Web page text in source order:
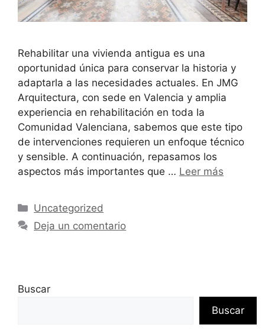
Rehabilitar una vivienda antigua es una
oportunidad única para conservar la historia y
adaptarla a las necesidades actuales. En JMG
Arquitectura, con sede en Valencia y amplia
experiencia en rehabilitación en toda la
Comunidad Valenciana, sabemos que este tipo
de intervenciones requieren un enfoque técnico
y sensible. A continuación, repasamos los
aspectos más importantes que … Leer más
Uncategorized
Deja un comentario
Buscar
Buscar